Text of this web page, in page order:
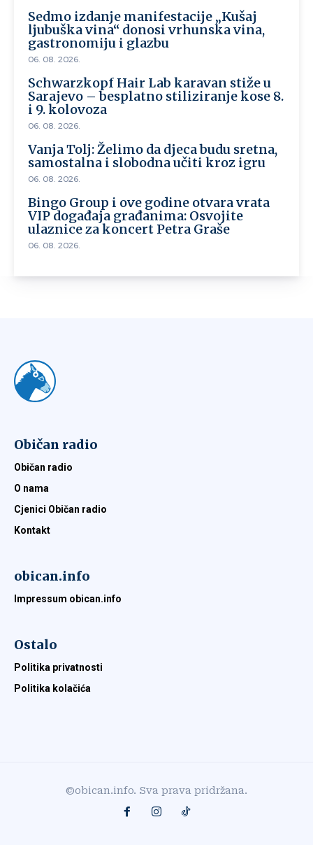
Sedmo izdanje manifestacije „Kušaj
ljubuška vina“ donosi vrhunska vina,
gastronomiju i glazbu
06. 08. 2026.
Schwarzkopf Hair Lab karavan stiže u
Sarajevo – besplatno stiliziranje kose 8.
i 9. kolovoza
06. 08. 2026.
Vanja Tolj: Želimo da djeca budu sretna,
samostalna i slobodna učiti kroz igru
06. 08. 2026.
Bingo Group i ove godine otvara vrata
VIP događaja građanima: Osvojite
ulaznice za koncert Petra Graše
06. 08. 2026.
Običan radio
Običan radio
O nama
Cjenici Običan radio
Kontakt
obican.info
Impressum obican.info
Ostalo
Politika privatnosti
Politika kolačića
©obican.info. Sva prava pridržana.